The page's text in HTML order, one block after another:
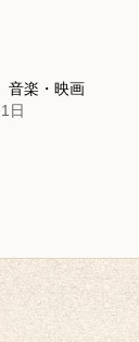
楽・映画
日